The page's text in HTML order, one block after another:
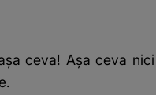
ceva! Așa ceva